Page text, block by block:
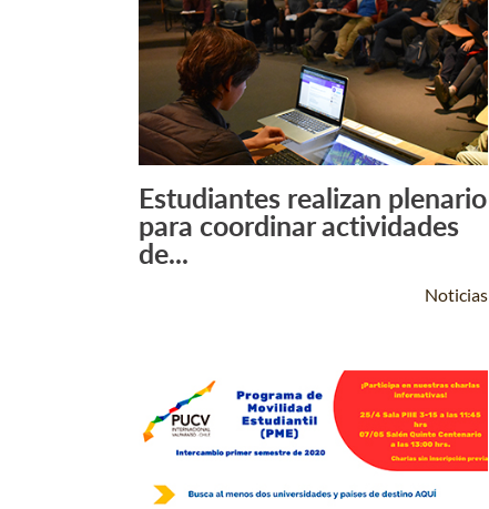
Leer Más +
Estudiantes realizan plenario
para coordinar actividades
de...
Noticias